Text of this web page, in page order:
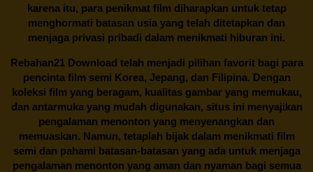
karena itu, para penikmat film diharapkan untuk tetap
menghormati batasan usia yang telah ditetapkan dan
menjaga privasi pribadi dalam menikmati hiburan ini.
Rebahan21Download telah menjadi pilihan favorit bagi para
pencinta film semi Korea, Jepang, dan Filipina. Dengan
koleksi film yang beragam, kualitas gambar yang memukau,
dan antarmuka yang mudah digunakan, situs ini menyajikan
pengalaman menonton yang menyenangkan dan
memuaskan. Namun, tetaplah bijak dalam menikmati film
semi dan pahami batasan-batasan yang ada untuk menjaga
pengalaman menonton yang aman dan nyaman bagi semua